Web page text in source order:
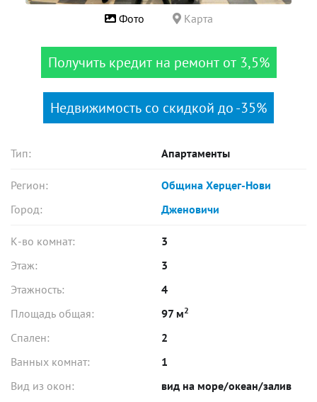
Фото Карта
Получить кредит на ремонт от 3,5%
Недвижимость со скидкой до -35%
Тип: Апартаменты
Регион:
Община Херцег-Нови
Город:
Дженовичи
К-во комнат:
3
Этаж:
3
Этажность:
4
Площадь общая:
97 м2
Спален:
2
Ванных комнат:
1
Вид из окон:
вид на море/океан/залив